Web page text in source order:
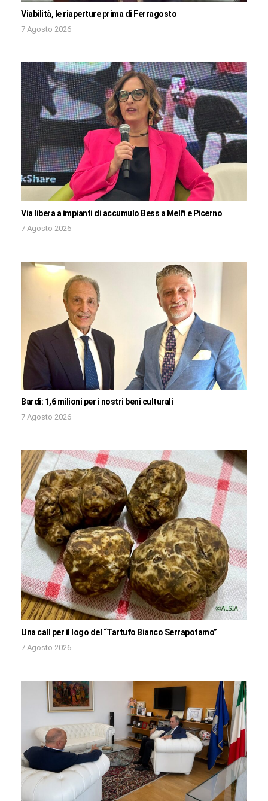
Viabilità, le riaperture prima di Ferragosto
7 Agosto 2026
Via libera a impianti di accumulo Bess a Melfi e Picerno
7 Agosto 2026
Bardi: 1,6 milioni per i nostri beni culturali
7 Agosto 2026
Una call per il logo del “Tartufo Bianco Serrapotamo”
7 Agosto 2026